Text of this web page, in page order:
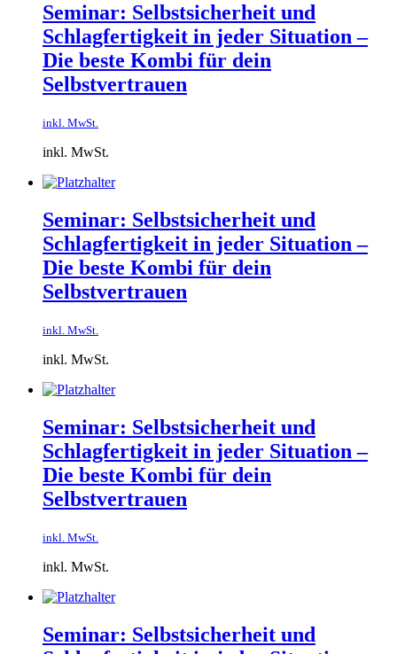
Seminar: Selbstsicherheit und
Schlagfertigkeit in jeder Situation –
Die beste Kombi für dein
Selbstvertrauen
inkl. MwSt.
inkl. MwSt.
Seminar: Selbstsicherheit und
Schlagfertigkeit in jeder Situation –
Die beste Kombi für dein
Selbstvertrauen
inkl. MwSt.
inkl. MwSt.
Seminar: Selbstsicherheit und
Schlagfertigkeit in jeder Situation –
Die beste Kombi für dein
Selbstvertrauen
inkl. MwSt.
inkl. MwSt.
Seminar: Selbstsicherheit und